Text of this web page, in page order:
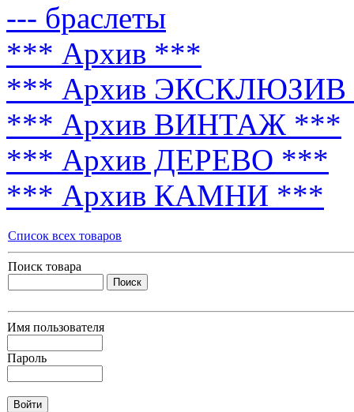
--- браслеты
*** Архив ***
*** Архив
*** Архив ВИНТАЖ ***
*** Архив ДЕРЕВО ***
*** Архив КАМНИ ***
Список всех товаров
Поиск товара
Имя пользователя
Пароль